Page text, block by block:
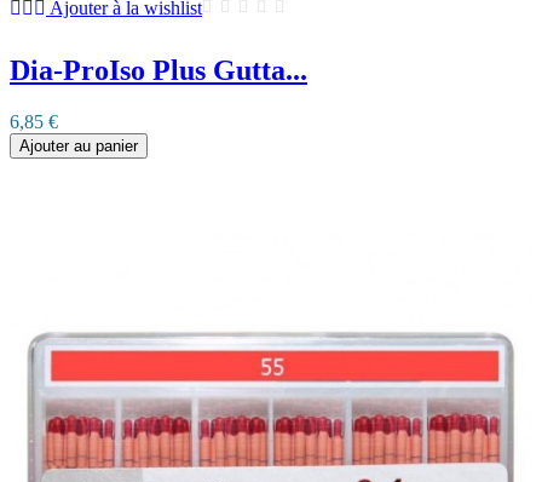
Ajouter à la wishlist
Dia-ProIso Plus Gutta...
6,85 €
Ajouter au panier